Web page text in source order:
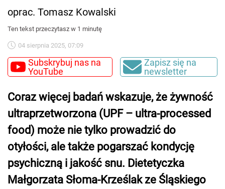
oprac. Tomasz Kowalski
Ten tekst przeczytasz w 1 minutę
04 sierpnia 2025, 07:09
Subskrybuj nas na
YouTube
Zapisz się na
newsletter
Coraz więcej badań wskazuje, że żywność
ultraprzetworzona (UPF – ultra-processed
food) może nie tylko prowadzić do
otyłości, ale także pogarszać kondycję
psychiczną i jakość snu. Dietetyczka
Małgorzata Słoma-Krześlak ze Śląskiego